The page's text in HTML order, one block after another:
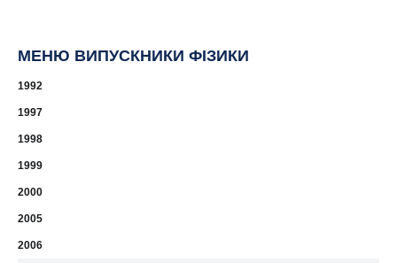
МЕНЮ ВИПУСКНИКИ ФІЗИКИ
1992
1997
1998
1999
2000
2005
2006